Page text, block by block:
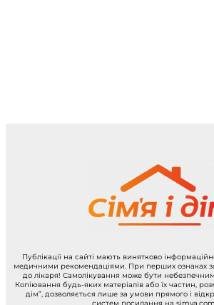
Публікації на сайті мають винятково
медичними рекомендаціями. При перших ознаках
до лікаря! Самолікування може бути
Копіювання будь-яких матеріалів або їх частин,
дім”, дозволяється лише за умови прямого і
систем посилання на